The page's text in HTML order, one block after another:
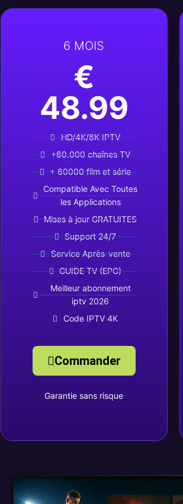
6 MOIS
€
48.99
HD/4K/8K IPTV
+60.000 chaînes TV
+ 60000 film et série
Compatible Avec Toutes
les Applications
Mises à jour GRATUITES
Support 24/7
Service Après-vente
GUIDE TV (EPG)
Meilleur abonnement
iptv 2026
Code IPTV 4K
Commander
Garantie sans risque